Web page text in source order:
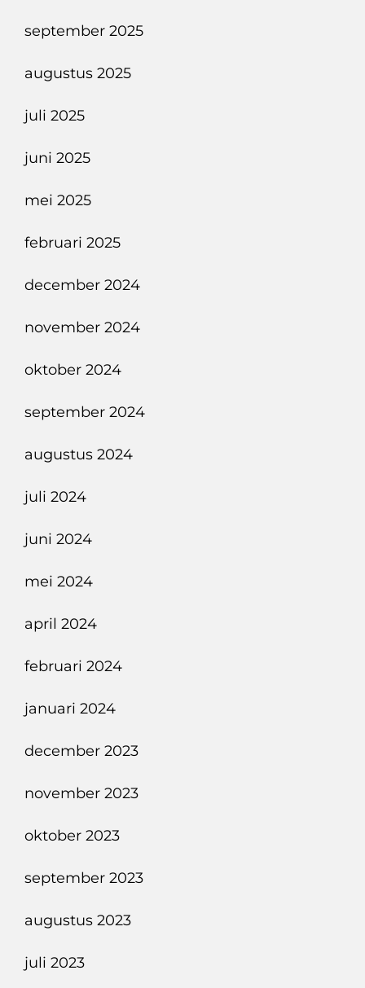
september 2025
augustus 2025
juli 2025
juni 2025
mei 2025
februari 2025
december 2024
november 2024
oktober 2024
september 2024
augustus 2024
juli 2024
juni 2024
mei 2024
april 2024
februari 2024
januari 2024
december 2023
november 2023
oktober 2023
september 2023
augustus 2023
juli 2023